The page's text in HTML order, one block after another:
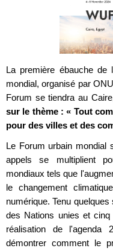
La première ébauche de
mondial, organisé par
Forum se tiendra au
sur le thème : « Tout
pour des villes et des
Le Forum urbain mondial
appels se multiplient
mondiaux tels que
le changement
numérique. Tenu
des Nations unies et
réalisation de l'agenda
démontrer comment le